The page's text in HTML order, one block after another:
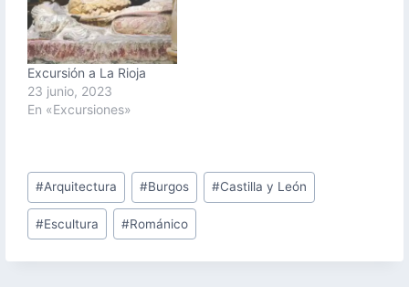
Excursión a La Rioja
23 junio, 2023
En «Excursiones»
Etiquetas
de
la
#Arquitectura #Burgos #Castilla y León
#Escultura #Románico